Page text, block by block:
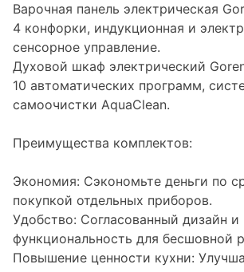
Варочная панель электрическая
4 конфорки, индукционная и
сенсорное управление.
Духовой шкаф электрический
10 автоматических программ,
самоочистки AquaClean.
Преимущества комплектов:
Экономия: Сэкономьте деньги по
покупкой отдельных приборов.
Удобство: Согласованный дизайн и
функциональность для бесшовной
Повышение ценности кухни: